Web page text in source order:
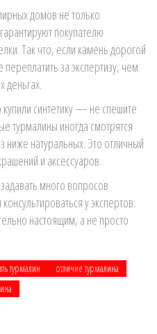
домов не только
покупателю
Так что, если камень дорогой
за экспертизу, чем
деньгах.
синтетику — не спешите
турмалины иногда смотрятся
ниже натуральных. Это отличный
и аксессуаров.
много вопросов
у экспертов.
настоящим, а не просто
турмалин
отличие турмалина